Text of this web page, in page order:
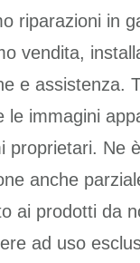
riparazioni in
vendita,
e assistenza.
le immagini
proprietari. Ne
anche
ai prodotti da
ad uso